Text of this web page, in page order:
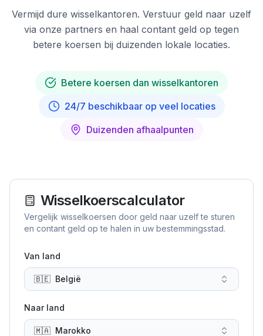
Vermijd dure wisselkantoren. Verstuur geld naar uzelf
via onze partners en haal contant geld op tegen
betere koersen bij duizenden lokale locaties.
Betere koersen dan wisselkantoren
24/7 beschikbaar op veel locaties
Duizenden afhaalpunten
Wisselkoerscalculator
Vergelijk wisselkoersen door geld naar uzelf te sturen
en contant geld op te halen in uw bestemmingsstad.
Van land
🇧🇪 België
Naar land
🇲🇦 Marokko